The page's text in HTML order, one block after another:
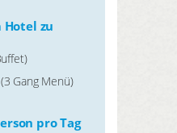
Hotel zu
Gang Menü)
pro Tag